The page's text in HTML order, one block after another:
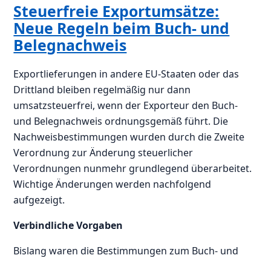
Steuerfreie Exportumsätze:
Neue Regeln beim Buch- und
Belegnachweis
Exportlieferungen in andere EU-Staaten oder das
Drittland bleiben regelmäßig nur dann
umsatzsteuerfrei, wenn der Exporteur den Buch-
und Belegnachweis ordnungsgemäß führt. Die
Nachweisbestimmungen wurden durch die Zweite
Verordnung zur Änderung steuerlicher
Verordnungen nunmehr grundlegend überarbeitet.
Wichtige Änderungen werden nachfolgend
aufgezeigt.
Verbindliche Vorgaben
Bislang waren die Bestimmungen zum Buch- und